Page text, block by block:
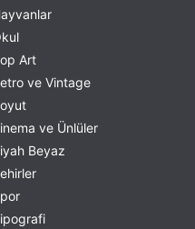
Art
ve Vintage
ve Ünlüler
Beyaz